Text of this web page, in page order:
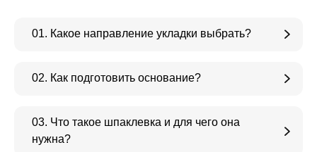
01. Какое направление укладки выбрать?
02. Как подготовить основание?
03. Что такое шпаклевка и для чего она
нужна?